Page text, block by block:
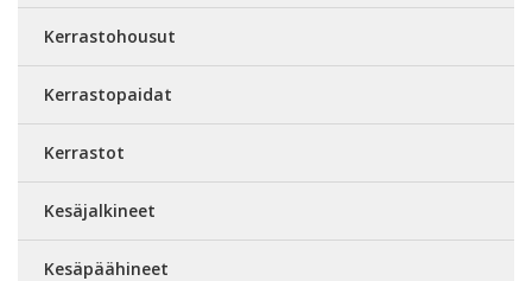
Kerrastohousut
Kerrastopaidat
Kerrastot
Kesäjalkineet
Kesäpäähineet